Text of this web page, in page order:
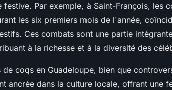
festive. Par exemple, à Saint-François, les
les six premiers mois de l'année,
Ces combats sont une partie
à la richesse et à la diversité des
de coqs en Guadeloupe, bien que
ancrée dans la culture locale, offrant une